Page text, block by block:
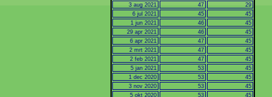
3 aug 2021
47
29
6 jul 2021
45
45
1 jun 2021
46
45
29 apr 2021
46
45
6 apr 2021
47
45
2 mrt 2021
47
45
2 feb 2021
47
45
5 jan 2021
53
45
1 dec 2020
53
45
3 nov 2020
53
45
5 okt 2020
53
45